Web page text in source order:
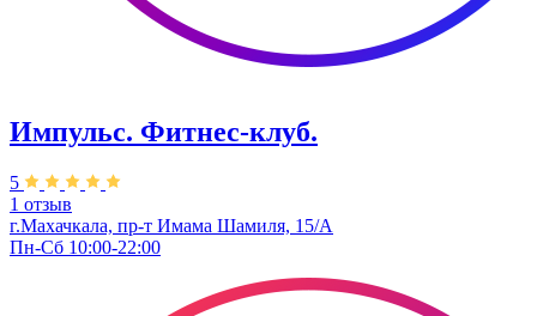
Импульс. Фитнес-клуб.
5
1 отзыв
г.Махачкала, пр-т Имама Шамиля, 15/А
Пн-Сб 10:00-22:00